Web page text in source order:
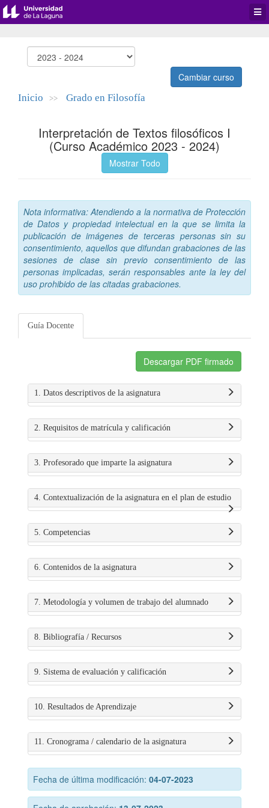
Cambiar curso
Inicio >> Grado en Filosofía
Interpretación de Textos filosóficos I
(Curso Académico 2023 - 2024)
Mostrar Todo
Nota informativa: Atendiendo a la normativa de Protección
de Datos y propiedad intelectual en la que se limita la
publicación de imágenes de terceras personas sin su
consentimiento, aquellos que difundan grabaciones de las
sesiones de clase sin previo consentimiento de las
personas implicadas, serán responsables ante la ley del
uso prohibido de las citadas grabaciones.
Guía Docente
Descargar PDF firmado
1. Datos descriptivos de la asignatura
2. Requisitos de matrícula y calificación
3. Profesorado que imparte la asignatura
4. Contextualización de la asignatura en el plan de estudio
5. Competencias
6. Contenidos de la asignatura
7. Metodología y volumen de trabajo del alumnado
8. Bibliografía / Recursos
9. Sistema de evaluación y calificación
10. Resultados de Aprendizaje
11. Cronograma / calendario de la asignatura
Fecha de última modificación: 04-07-2023